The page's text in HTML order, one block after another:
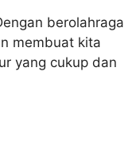
berolahraga
membuat kita
yang cukup dan